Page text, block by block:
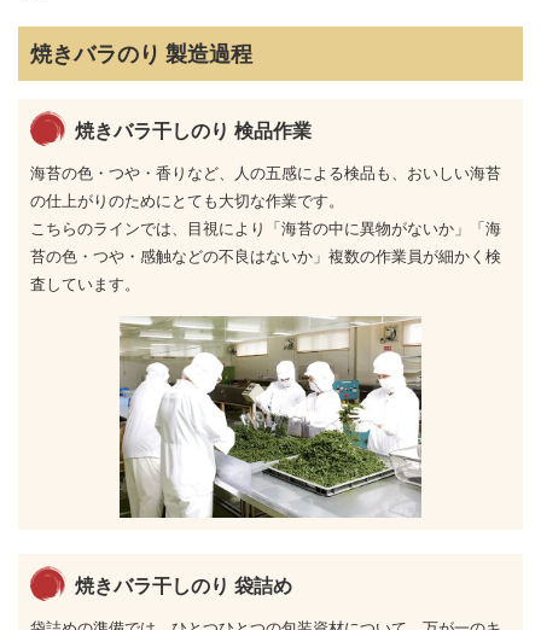
焼きバラのり 製造過程
焼きバラ干しのり 検品作業
海苔の色・つや・香りなど、人の五感による検品も、おいしい海苔
の仕上がりのためにとても大切な作業です。
こちらのラインでは、目視により「海苔の中に異物がないか」「海
苔の色・つや・感触などの不良はないか」複数の作業員が細かく検
査しています。
焼きバラ干しのり 袋詰め